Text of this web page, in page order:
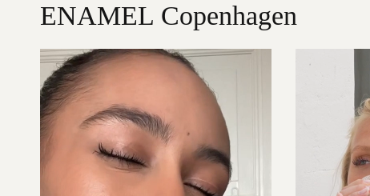
ENAMEL Copenhagen